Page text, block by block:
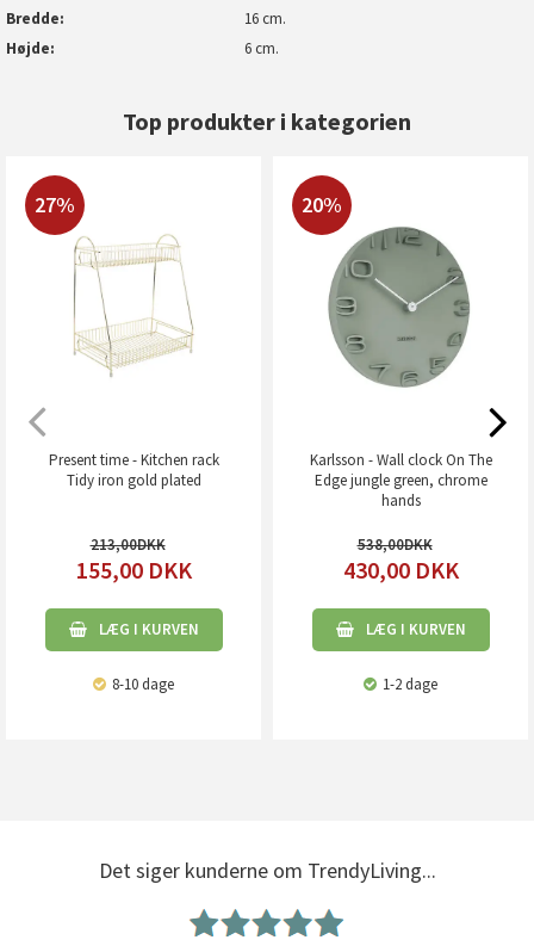
Bredde
16 cm.
Højde
6 cm.
Top produkter i kategorien
27%
Present time - Kitchen rack
Tidy iron gold plated
213,00
155,00 DKK
LÆG I KURVEN
8-10 dage
20%
Karlsson - Wall clock On The
Edge jungle green, chrome
hands
538,00
430,00 DKK
LÆG I KURVEN
1-2 dage
Det siger kunderne om TrendyLiving...